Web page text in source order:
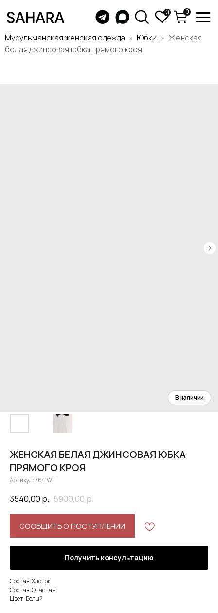
0
Мусульманская женская одежда Юбки
Женская
белая джинсовая юбка прямого кроя
ЖЕНСКАЯ БЕЛАЯ ДЖИНСОВАЯ ЮБКА
ПРЯМОГО КРОЯ
Артикул:7641WT
3540,00 р. 5900,00р.
СООБЩИТЬ О ПОСТУПЛЕНИИ
Получить консультацию
Состав: Хлопок
Состав: Эластан
Цвет: Белый